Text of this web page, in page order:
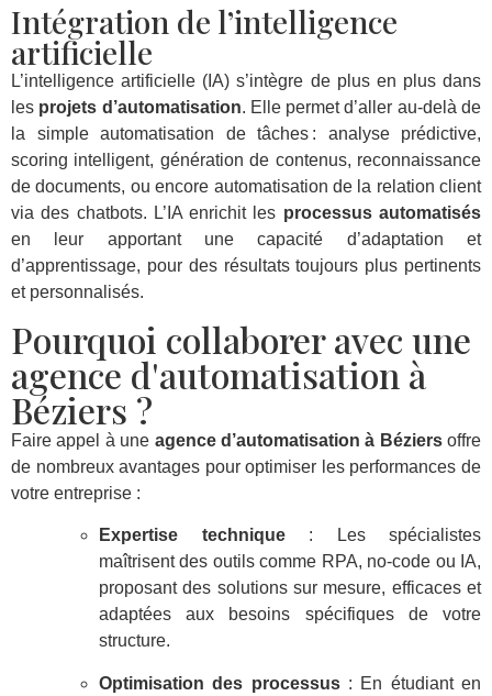
Intégration de l’intelligence
artificielle
L’intelligence artificielle (IA) s’intègre de plus en plus dans
les projets d’automatisation. Elle permet d’aller au-delà de
la simple automatisation de tâches : analyse prédictive,
scoring intelligent, génération de contenus, reconnaissance
de documents, ou encore automatisation de la relation client
via des chatbots. L’IA enrichit les processus automatisés
en leur apportant une capacité d’adaptation et
d’apprentissage, pour des résultats toujours plus pertinents
et personnalisés.
Pourquoi collaborer avec une
agence d'automatisation à
Béziers ?
Faire appel à une agence d’automatisation à Béziersoffre
de nombreux avantages pour optimiser les performances de
votre entreprise :
Expertise technique: Les spécialistes
maîtrisent des outils comme RPA, no-code ou IA,
proposant des solutions sur mesure, efficaces et
adaptées aux besoins spécifiques de votre
structure.
Optimisation des processus: En étudiant en